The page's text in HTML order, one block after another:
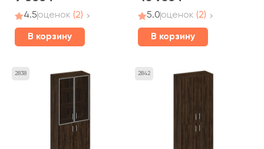
4.5оценок (2)
В корзину
5.0оценок (2)
В корзину
2838 2842